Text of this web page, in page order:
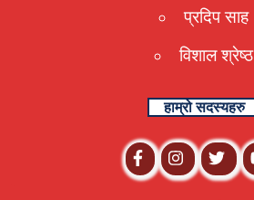
प्रदिप साह
विशाल श्रेष्ठ
हाम्रो सदस्यहरु